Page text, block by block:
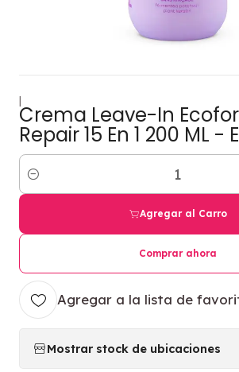
|
Crema Leave-In
Repair 15 En 1 200 ML -
Cantidad
Agregar al Carro
Comprar ahora
Agregar a la lista de
Mostrar stock de ubicaciones